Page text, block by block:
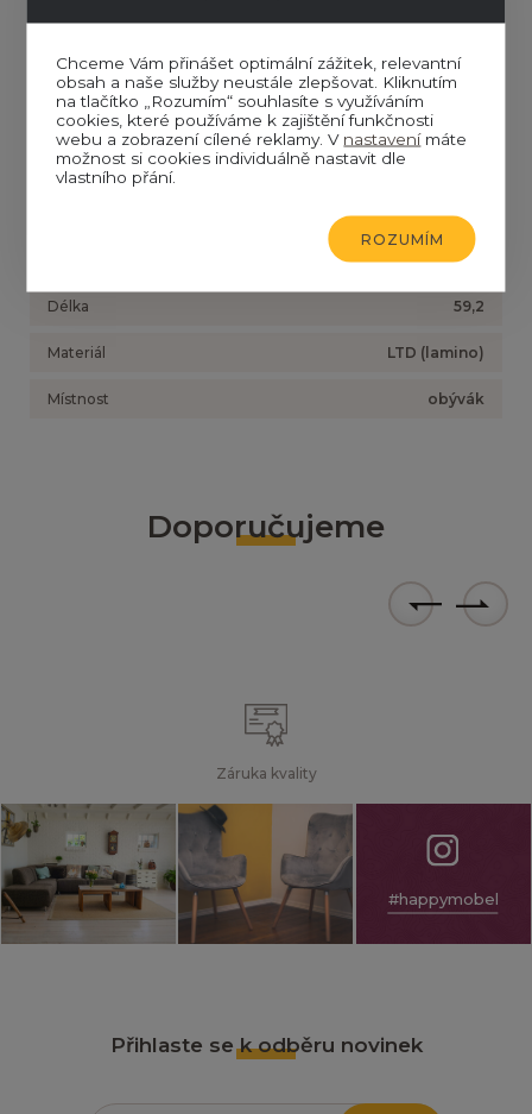
provedení. Stolek je vyroben z kvalitní LTD v barvě
wenge. Dodáváme v demontovaném stavu.
Parametry
48,2
119
Délka 59,2
Materiál LTD (lamino)
Místnost obývák
Doporučujeme
Záruka kvality
#happymobel
Přihlaste se k odběru novinek
Chceme Vám přinášet optimální zážitek, relevantní
obsah a naše služby neustále zlepšovat. Kliknutím
na tlačítko „Rozumím“ souhlasíte s využíváním
cookies, které používáme k zajištění funkčnosti
webu a zobrazení cílené reklamy. V nastavenímáte
možnost si cookies individuálně nastavit dle
vlastního přání.
ROZUMÍM